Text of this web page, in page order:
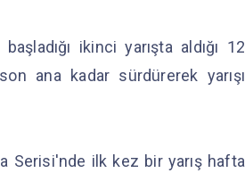
ikinci yarışta aldığı 12
ana kadar sürdürerek yarışı
Serisi'nde ilk kez bir yarış hafta